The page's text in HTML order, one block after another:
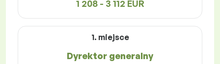
1 208 - 3 112 EUR
1. miejsce
Dyrektor generalny